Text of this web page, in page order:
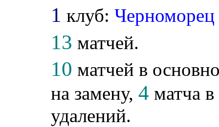
1 клуб:Черноморец
13 матчей.
10 матчей в
на замену,4 матча
удалений.